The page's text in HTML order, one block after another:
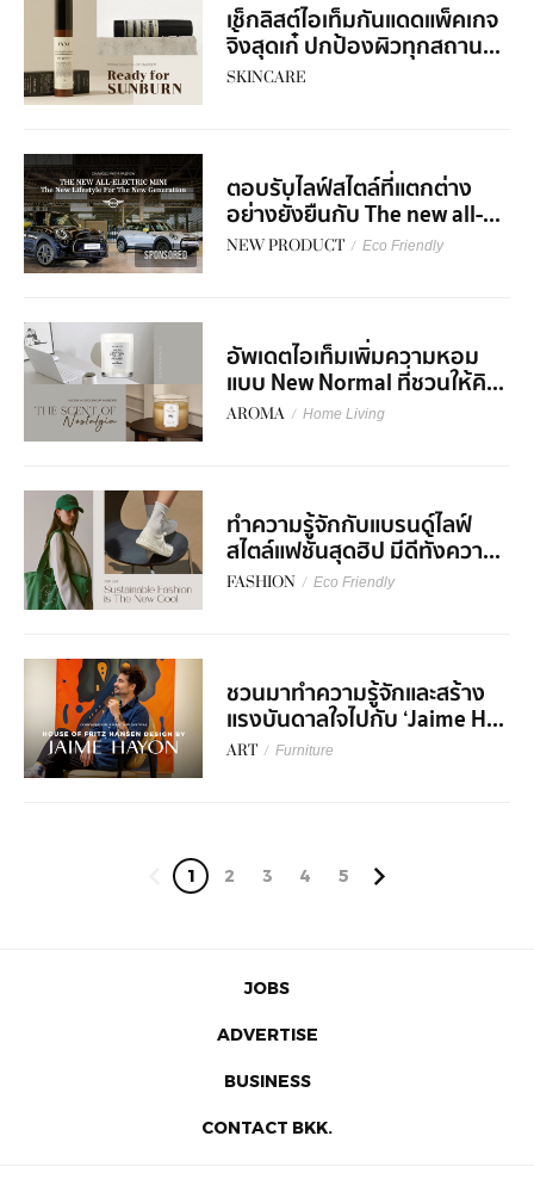
เช็กลิสต์ไอเท็มกันแดดแพ็คเกจ
จิ้งสุดเก๋ ปกป้องผิวทุกสถาน...
SKINCARE
SPONSORED
ตอบรับไลฟ์สไตล์ที่แตกต่าง
อย่างยั่งยืนกับ The new all-...
NEW PRODUCT / Eco Friendly
อัพเดตไอเท็มเพิ่มความหอม
แบบ New Normal ที่ชวนให้คิ...
AROMA / Home Living
ทำความรู้จักกับแบรนด์ไลฟ์
สไตล์แฟชั่นสุดฮิป มีดีทั้งควา...
FASHION / Eco Friendly
ชวนมาทำความรู้จักและสร้าง
แรงบันดาลใจไปกับ ‘Jaime H...
ART / Furniture
1 2 3 4 5
JOBS
ADVERTISE
BUSINESS
CONTACT BKK.